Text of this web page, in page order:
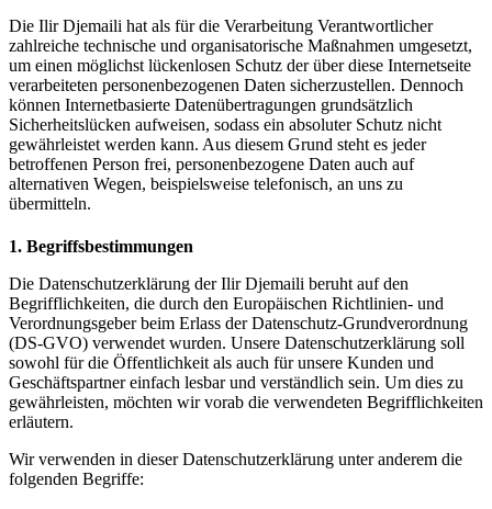
Die Ilir Djemaili hat als für die Verarbeitung Verantwortlicher
zahlreiche technische und organisatorische Maßnahmen umgesetzt,
um einen möglichst lückenlosen Schutz der über diese Internetseite
verarbeiteten personenbezogenen Daten sicherzustellen. Dennoch
können Internetbasierte Datenübertragungen grundsätzlich
Sicherheitslücken aufweisen, sodass ein absoluter Schutz nicht
gewährleistet werden kann. Aus diesem Grund steht es jeder
betroffenen Person frei, personenbezogene Daten auch auf
alternativen Wegen, beispielsweise telefonisch, an uns zu
übermitteln.
1. Begriffsbestimmungen
Die Datenschutzerklärung der Ilir Djemaili beruht auf den
Begrifflichkeiten, die durch den Europäischen Richtlinien- und
Verordnungsgeber beim Erlass der Datenschutz-Grundverordnung
(DS-GVO) verwendet wurden. Unsere Datenschutzerklärung soll
sowohl für die Öffentlichkeit als auch für unsere Kunden und
Geschäftspartner einfach lesbar und verständlich sein. Um dies zu
gewährleisten, möchten wir vorab die verwendeten Begrifflichkeiten
erläutern.
Wir verwenden in dieser Datenschutzerklärung unter anderem die
folgenden Begriffe: